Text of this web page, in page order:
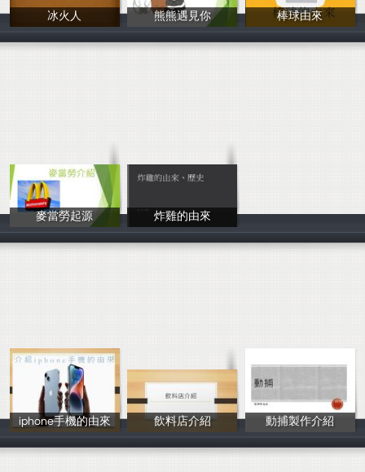
冰火人
江杰恩
熊熊遇見你
雪鹿
棒球由來
簡崇禮
麥當勞起源
簡子修
炸雞的由來
吳岑薇
iphone手機的由來
朱家宏
飲料店介紹
張冠評
動捕製作介紹
陳冠廷